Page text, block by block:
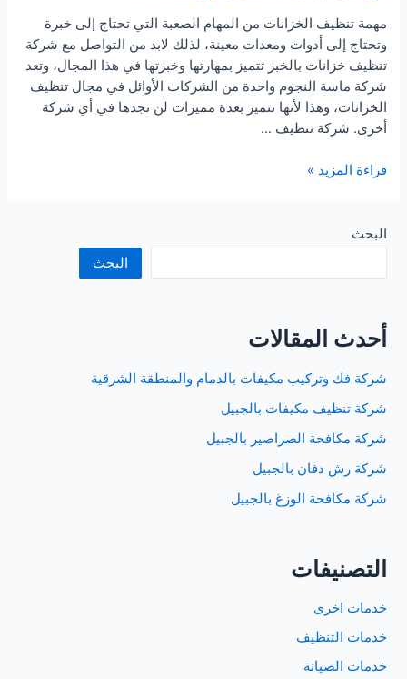
مهمة تنظيف الخزانات من المهام الصعبة التي تحتاج إلى خبرة
وتحتاج إلى أدوات ومعدات معينة، لذلك لابد من التواصل مع شركة
تنظيف خزانات بالخبر تتميز بمهارتها وخبرتها في هذا المجال، وتعد
شركة ماسة النجوم واحدة من الشركات الأوائل في مجال تنظيف
الخزانات، وهذا لأنها تتميز بعدة مميزات لن تجدها في أي شركة
أخرى. شركة تنظيف …
شركة
بالخبر
قراءة المزيد »
البحث
البحث
أحدث المقالات
شركة فك وتركيب مكيفات بالدمام والمنطقة الشرقية
شركة تنظيف مكيفات بالجبيل
شركة مكافحة الصراصير بالجبيل
شركة رش دفان بالجبيل
شركة مكافحة الوزغ بالجبيل
التصنيفات
خدمات اخرى
خدمات التنظيف
خدمات الصيانة